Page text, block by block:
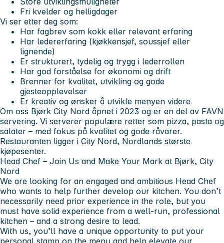
Fri kvelder og helligdager
Vi ser etter deg som:
Har fagbrev som kokk eller relevant erfaring
Har ledererfaring (kjøkkensjef, soussjef eller
lignende)
Er strukturert, tydelig og trygg i lederrollen
Har god forståelse for økonomi og drift
Brenner for kvalitet, utvikling og gode
gjesteopplevelser
Er kreativ og ønsker å utvikle menyen videre
Om oss Bjørk City Nord åpnet i 2023 og er en del av FAVN
servering. Vi serverer populære retter som pizza, pasta og
salater – med fokus på kvalitet og gode råvarer.
Restauranten ligger i City Nord, Nordlands største
kjøpesenter.
Head Chef – Join Us and Make Your Mark at Bjørk, City
Nord
We are looking for an engaged and ambitious Head Chef
who wants to help further develop our kitchen. You don’t
necessarily need prior experience in the role, but you
must have solid experience from a well-run, professional
kitchen – and a strong desire to lead.
With us, you’ll have a unique opportunity to put your
personal stamp on the menu and help elevate our